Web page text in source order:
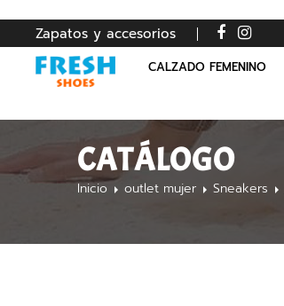
Zapatos y accesorios
CALZADO FEMENINO
CATÁLOGO
Inicio outlet mujer Sneakers